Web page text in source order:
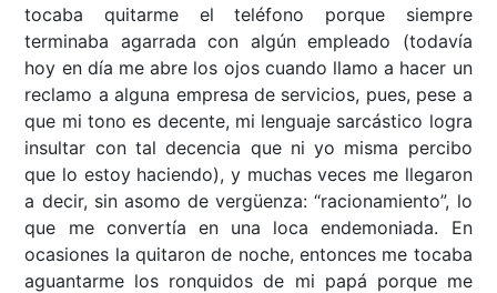
tocaba quitarme el teléfono porque siempre
terminaba agarrada con algún empleado (todavía
hoy en día me abre los ojos cuando llamo a hacer un
reclamo a alguna empresa de servicios, pues, pese a
que mi tono es decente, mi lenguaje sarcástico logra
insultar con tal decencia que ni yo misma percibo
que lo estoy haciendo), y muchas veces me llegaron
a decir, sin asomo de vergüenza: “racionamiento”, lo
que me convertía en una loca endemoniada. En
ocasiones la quitaron de noche, entonces me tocaba
aguantarme los ronquidos de mi papá porque me